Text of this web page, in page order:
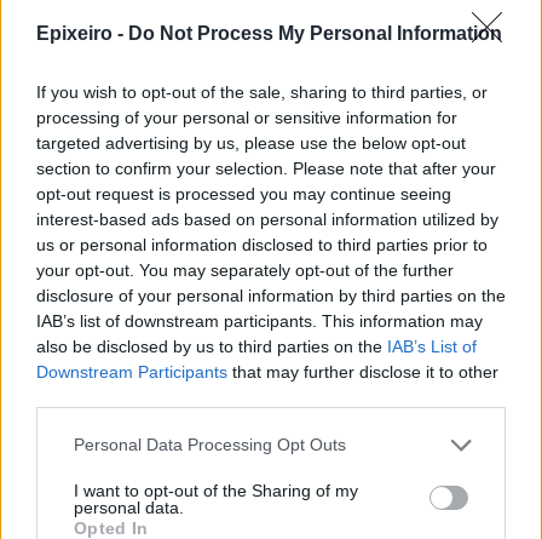
Epixeiro - Do Not Process My Personal Information
If you wish to opt-out of the sale, sharing to third parties, or
processing of your personal or sensitive information for
targeted advertising by us, please use the below opt-out
section to confirm your selection. Please note that after your
opt-out request is processed you may continue seeing
interest-based ads based on personal information utilized by
us or personal information disclosed to third parties prior to
your opt-out. You may separately opt-out of the further
disclosure of your personal information by third parties on the
IAB’s list of downstream participants. This information may
also be disclosed by us to third parties on the IAB’s List of
Downstream Participants that may further disclose it to other
Personal Data Processing Opt Outs
I want to opt-out of the Sharing of my
personal data.
Opted In
Advertorial
Περισσότερα από το
Ταχιάος: Ξεκινούν από απόψε τα
δοκιμαστικά δρομολόγια της
επέκτασης του Μετρό
Θεσσαλονίκης προς την
Καλαμαριά
07/08/26|16:44
τον Τουρισμό: Οι αλλαγές που
| 16:03